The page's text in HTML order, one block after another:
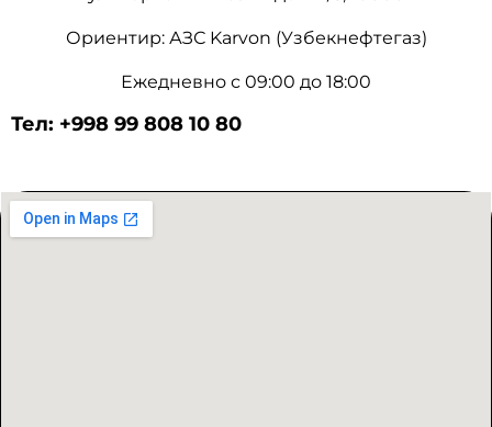
Ориентир: АЗС Karvon (Узбекнефтегаз)
Ежедневно с 09:00 до 18:00
Тел: +998 99 808 10 80